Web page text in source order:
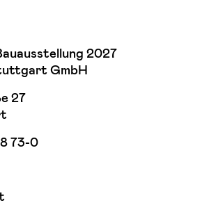
2027
GmbH
27
73-0